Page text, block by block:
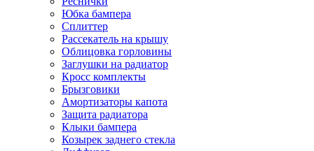
Юбка бампера
Сплиттер
Рассекатель на крышу
Облицовка горловины
Заглушки на радиатор
Кросс комплекты
Брызговики
Амортизаторы капота
Защита радиатора
Клыки бампера
Козырек заднего стекла